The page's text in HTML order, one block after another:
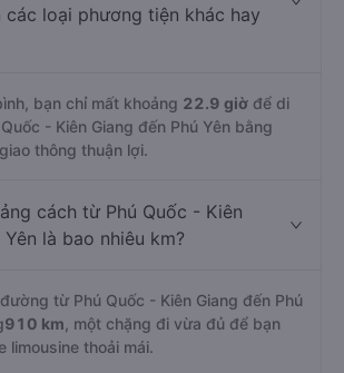
các loại phương tiện khác hay
bạn chỉ mất khoảng 22.9 giờ để di
- Kiên Giang đến Phú Yên bằng
thông thuận lợi.
cách từ Phú Quốc - Kiên
là bao nhiêu km?
từ Phú Quốc - Kiên Giang đến Phú
910 km , một chặng đi vừa đủ để bạn
limousine thoải mái.